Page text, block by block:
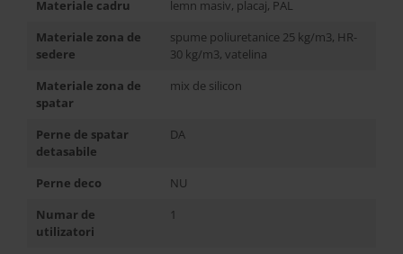
Materiale cadru
lemn masiv, placaj, PAL
Materiale zona de
sedere
spume poliuretanice 25 kg/m3, HR-
30 kg/m3, vatelina
Materiale zona de
spatar
mix de silicon
Perne de spatar
detasabile
DA
Perne deco
NU
Numar de
utilizatori
1